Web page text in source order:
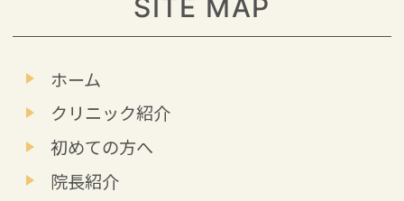
ホーム
クリニック紹介
初めての方へ
院長紹介